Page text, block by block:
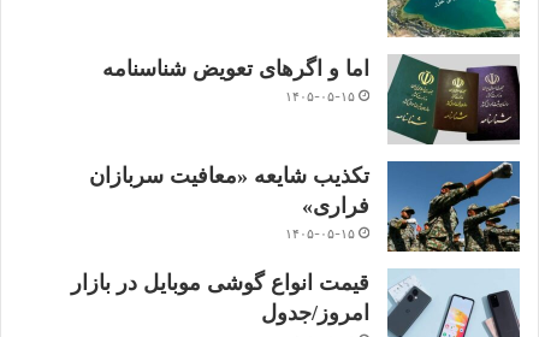
اما و اگرهای تعویض شناسنامه
۱۴۰۵-۰۵-۱۵
تکذیب شایعه «معافیت سربازان
فراری»
۱۴۰۵-۰۵-۱۵
قیمت انواع گوشی موبایل در بازار
امروز/جدول